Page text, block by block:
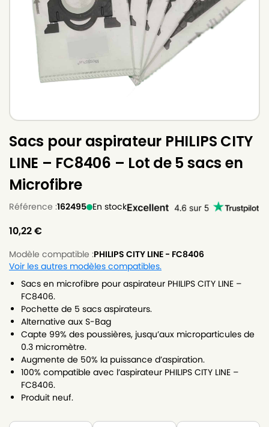
Sacs pour aspirateur PHILIPS CITY
LINE – FC8406 – Lot de 5 sacs en
Microfibre
Référence :162495 En stock
10,22€
Modèle compatible :PHILIPS CITY LINE - FC8406
Voir les autres modèles compatibles.
Sacs en microfibre pour aspirateur PHILIPS CITY LINE –
FC8406.
Pochette de 5 sacs aspirateurs.
Alternative aux S-Bag
Capte 99% des poussières, jusqu’aux microparticules de
0.3 micromètre.
Augmente de 50% la puissance d’aspiration.
100% compatible avec l’aspirateur PHILIPS CITY LINE –
FC8406.
Produit neuf.